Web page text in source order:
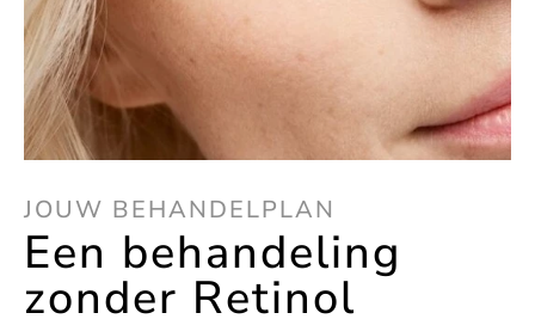
JOUW BEHANDELPLAN
Een behandeling
zonder Retinol